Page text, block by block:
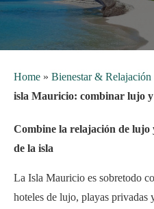
Home » Bienestar & Relajación
isla Mauricio: combinar lujo
Combine la relajación de
de la isla
La Isla Mauricio es sobretodo
hoteles de lujo, playas privadas